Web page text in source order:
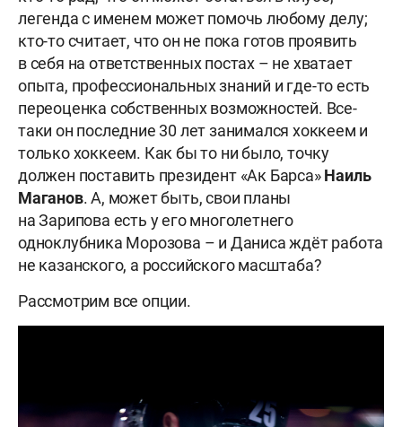
легенда с именем может помочь любому делу;
кто-то считает, что он не пока готов проявить
в себя на ответственных постах – не хватает
опыта, профессиональных знаний и где-то есть
переоценка собственных возможностей. Все-
таки он последние 30 лет занимался хоккеем и
только хоккеем. Как бы то ни было, точку
должен поставить президент «Ак Барса»Наиль
Маганов. А, может быть, свои планы
на Зарипова есть у его многолетнего
одноклубника Морозова – и Даниса ждёт работа
не казанского, а российского масштаба?
Рассмотрим все опции.